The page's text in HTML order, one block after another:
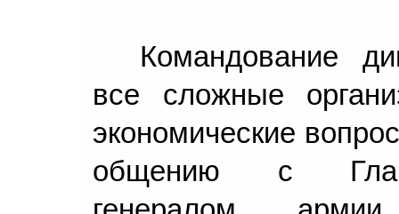
Командование
все сложные
экономические
общению с